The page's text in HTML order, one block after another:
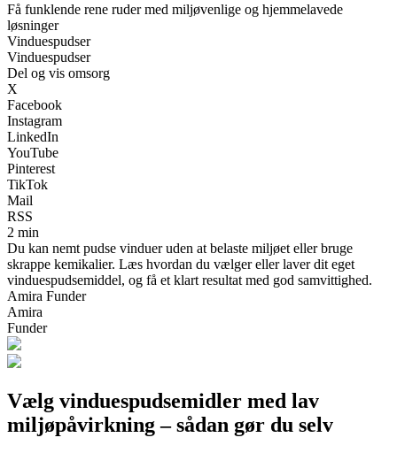
Få funklende rene ruder med miljøvenlige og hjemmelavede
løsninger
Vinduespudser
Vinduespudser
Del og vis omsorg
X
Facebook
Instagram
LinkedIn
YouTube
Pinterest
TikTok
Mail
RSS
2 min
Du kan nemt pudse vinduer uden at belaste miljøet eller bruge
skrappe kemikalier. Læs hvordan du vælger eller laver dit eget
vinduespudsemiddel, og få et klart resultat med god samvittighed.
Amira Funder
Amira
Funder
Vælg vinduespudsemidler med lav
miljøpåvirkning – sådan gør du selv